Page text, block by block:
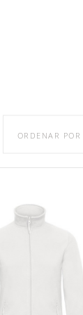
ORDENAR POR